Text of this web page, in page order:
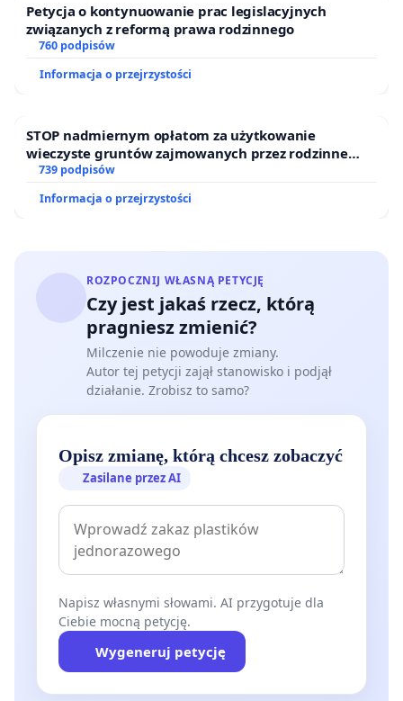
Petycja o kontynuowanie prac legislacyjnych
związanych z reformą prawa rodzinnego
760 podpisów
Informacja o przejrzystości
STOP nadmiernym opłatom za użytkowanie
wieczyste gruntów zajmowanych przez rodzinne
ogrody działkowe.
739 podpisów
Informacja o przejrzystości
ROZPOCZNIJ WŁASNĄ PETYCJĘ
Czy jest jakaś rzecz, którą
pragniesz zmienić?
Milczenie nie powoduje zmiany.
Autor tej petycji zajął stanowisko i podjął
działanie. Zrobisz to samo?
Opisz zmianę, którą chcesz zobaczyć
Zasilane przez AI
Napisz własnymi słowami. AI przygotuje dla
Ciebie mocną petycję.
Wygeneruj petycję